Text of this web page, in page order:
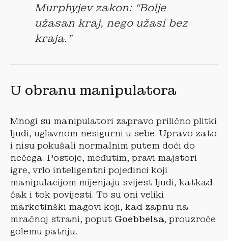
Murphyjev zakon: “Bolje
užasan kraj, nego užasi bez
kraja.”
U obranu manipulatora
Mnogi su manipulatori zapravo prilično plitki
ljudi, uglavnom nesigurni u sebe. Upravo zato
i nisu pokušali normalnim putem doći do
nečega. Postoje, međutim, pravi majstori
igre, vrlo inteligentni pojedinci koji
manipulacijom mijenjaju svijest ljudi, katkad
čak i tok povijesti. To su oni veliki
marketinški magovi koji, kad zapnu na
mračnoj strani, poput Goebbelsa, prouzroče
golemu patnju.